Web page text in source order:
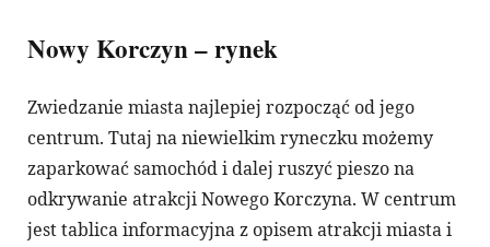
Nowy Korczyn – rynek
Zwiedzanie miasta najlepiej rozpocząć od jego
centrum. Tutaj na niewielkim ryneczku możemy
zaparkować samochód i dalej ruszyć pieszo na
odkrywanie atrakcji Nowego Korczyna. W centrum
jest tablica informacyjna z opisem atrakcji miasta i